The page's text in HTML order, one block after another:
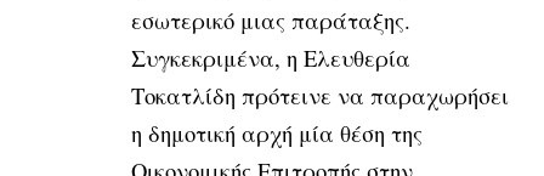
εσωτερικό μιας παράταξης.
Συγκεκριμένα, η Ελευθερία
Τοκατλίδη πρότεινε να παραχωρήσει
η δημοτική αρχή μία θέση της